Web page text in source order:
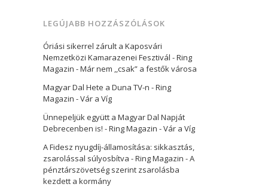
LEGÚJABB HOZZÁSZÓLÁSOK
Óriási sikerrel zárult a Kaposvári
Nemzetközi Kamarazenei Fesztivál - Ring
Magazin -Már nem ,,csak” a festők városa
Magyar Dal Hete a Duna TV-n - Ring
Magazin -Vár a Víg
Ünnepeljük együtt a Magyar Dal Napját
Debrecenben is! - Ring Magazin -Vár a Víg
A Fidesz nyugdíj-államosítása: sikkasztás,
zsarolással súlyosbítva - Ring Magazin -A
pénztárszövetség szerint zsarolásba
kezdett a kormány